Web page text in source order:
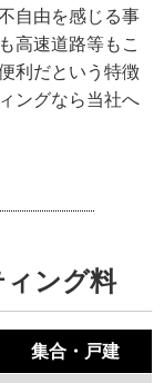
自由を感じる事
高速道路等もこ
利だという特徴
ングなら当社へ
ィング料
集合・戸建